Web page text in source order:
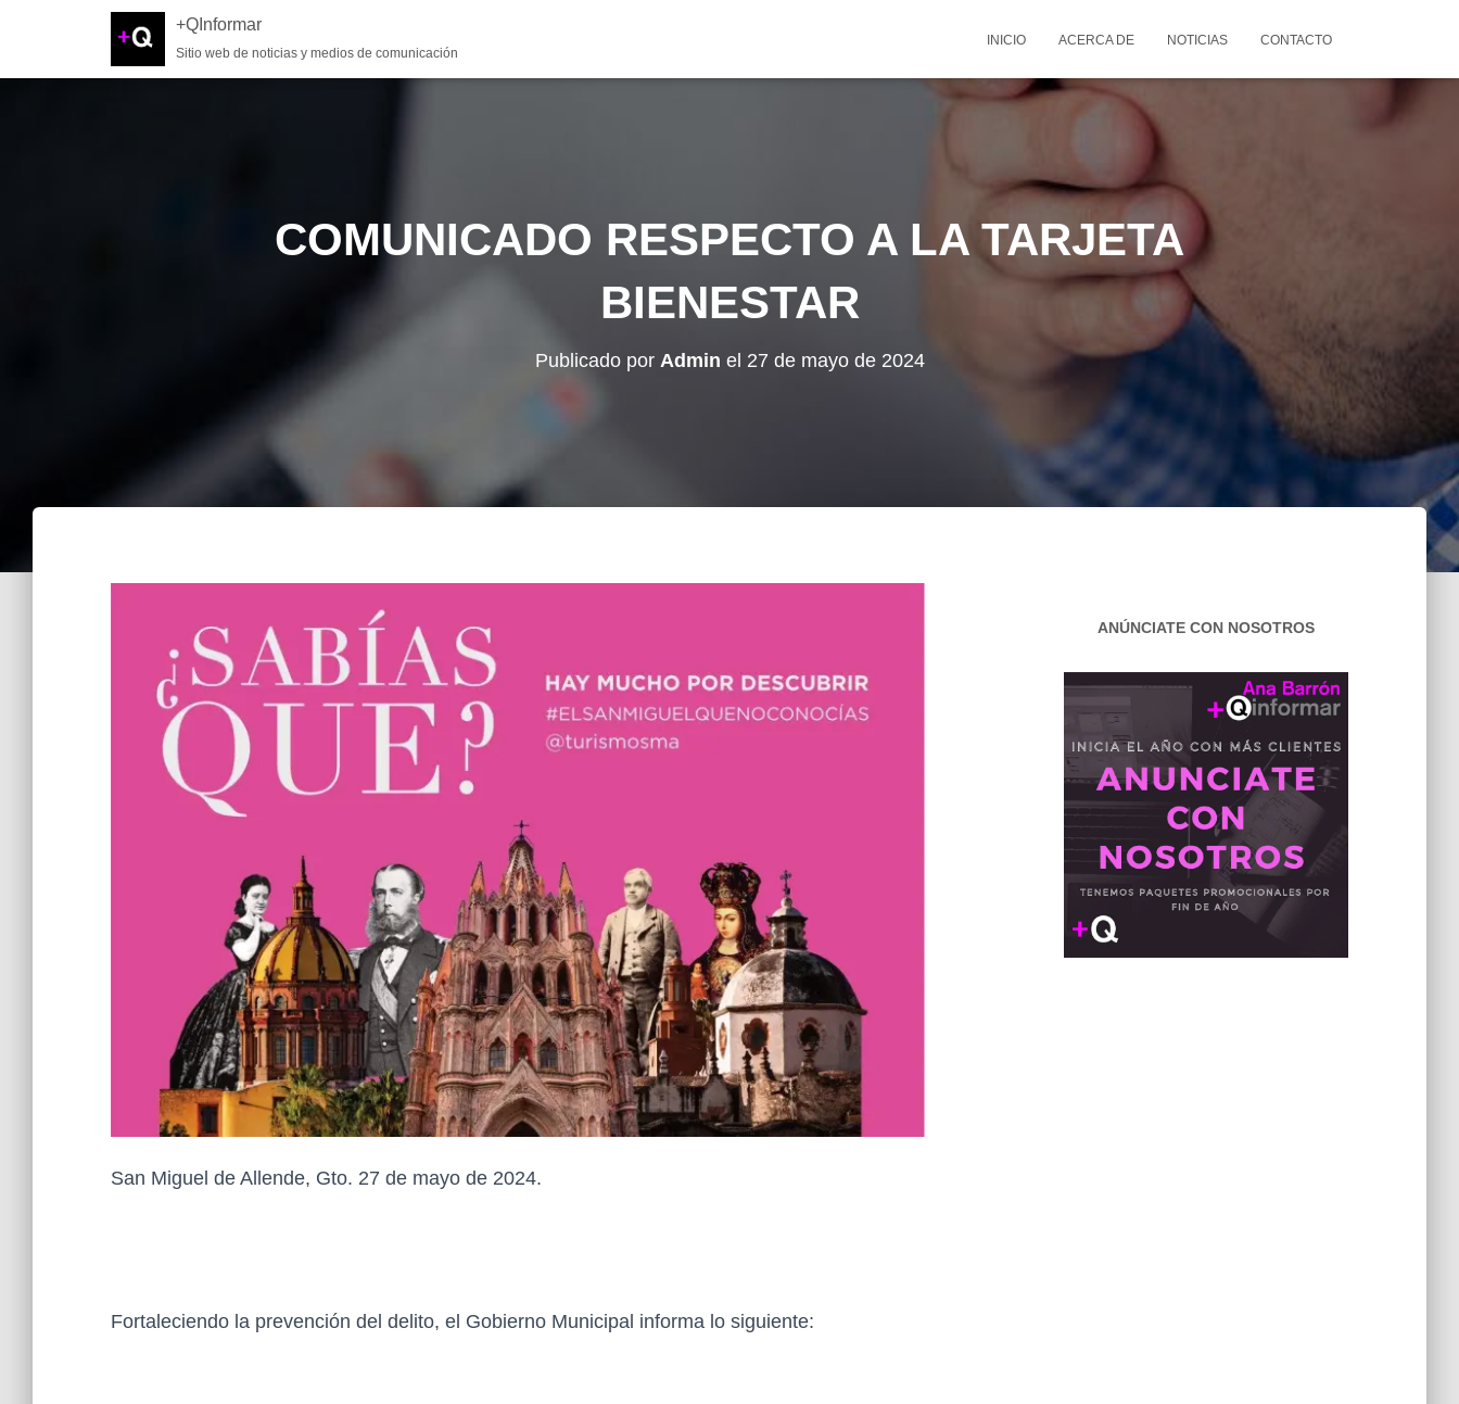
+QInformar
Sitio web de noticias y medios de comunicación
INICIO ACERCA DE NOTICIAS CONTACTO
COMUNICADO RESPECTO A LA TARJETA
BIENESTAR
Publicado por Admin el 27 de mayo de 2024
San Miguel de Allende, Gto. 27 de mayo de 2024.
Fortaleciendo la prevención del delito, el Gobierno Municipal informa lo siguiente:
ANÚNCIATE CON NOSOTROS